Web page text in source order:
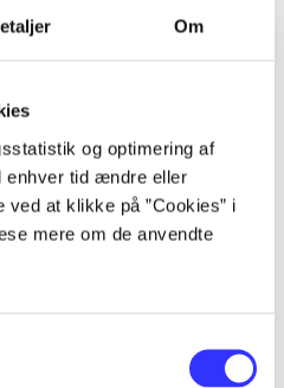
Om
og optimering af
enhver tid ændre eller
at klikke på ”Cookies” i
mere om de anvendte